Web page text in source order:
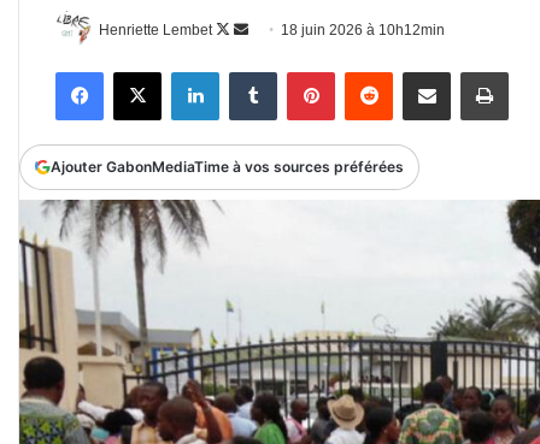
Henriette Lembet
Follow
Envoyer
courriel
18 juin 2026 à 10h12min
FacebookX LinkedinTumblr PinterestReddit Partager par email
Ajouter GabonMediaTime à vos sources préférées